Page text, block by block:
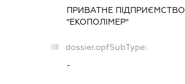
ПРИВАТНЕ ПІДПРИЄМСТВО
"ЕКОПОЛІМЕР"
dossier.opfSubType:
-